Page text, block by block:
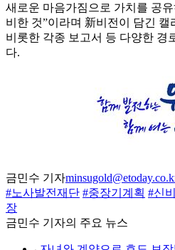
새로운 마음가짐으로 가치를 공
비한 것”이라며 新비전이 담긴
비롯한 각종 보고서 등 다양한 경
다.
금민수 기자
#노사발전재단 #중장기계획 #신
장
금민수 기자의 주요 뉴스